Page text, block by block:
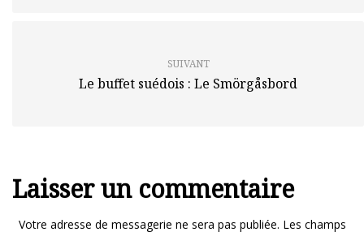
SUIVANT
Le buffet suédois : Le Smörgåsbord
Laisser un commentaire
Votre adresse de messagerie ne sera pas publiée. Les champs